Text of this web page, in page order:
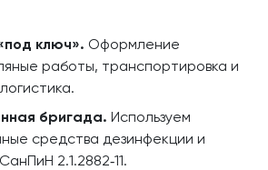
ключ». Оформление
работы, транспортировка и
бригада. Используем
средства дезинфекции и
2.1.2882‑11.